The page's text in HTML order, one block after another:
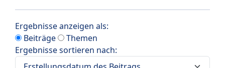
Ergebnisse anzeigen als:
Beiträge
Themen
Ergebnisse sortieren nach: